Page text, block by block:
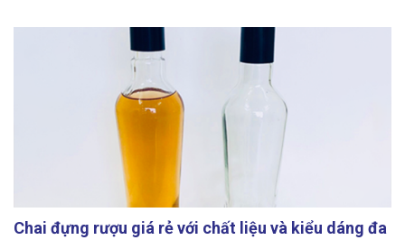
Chai đựng rượu giá rẻ với chất liệu và kiểu dáng đa